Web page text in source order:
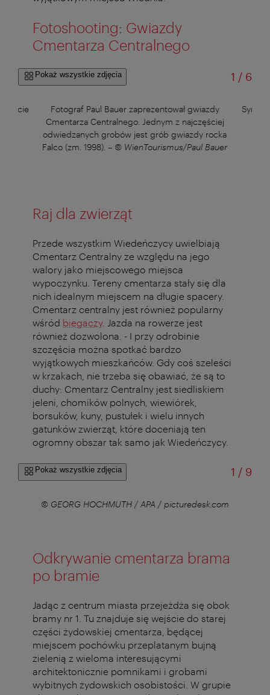
Fotoshooting: Gwiazdy
Cmentarza Centralnego
Pokaż wszystkie zdjęcia 1 /od
6
Fotograf Paul Bauer zaprezentował gwiazdy
Cmentarza Centralnego. Jednym z najczęściej
odwiedzanych grobów jest grób gwiazdy rocka
Falco (zm. 1998). – © WienTourismus/Paul Bauer
Raj dla zwierząt
Przede wszystkim Wiedeńczycy uwielbiają
Cmentarz Centralny ze względu na jego
walory jako miejscowego miejsca
wypoczynku. Tereny cmentarza stały się dla
nich idealnym miejscem na długie spacery.
Cmentarz centralny jest również popularny
wśród biegaczy. Jazda na rowerze jest
również dozwolona. - I przy odrobinie
szczęścia można spotkać bardzo
wyjątkowych mieszkańców. Gdy coś szeleści
w krzakach, nie trzeba się obawiać, że są to
duchy: Cmentarz Centralny jest siedliskiem
jeleni, chomików polnych, wiewiórek,
borsuków, kuny, pustułek i wielu innych
gatunków zwierząt, które doceniają ten
ogromny obszar tak samo jak Wiedeńczycy.
Pokaż wszystkie zdjęcia 1 /od
9
© GEORG HOCHMUTH / APA / picturedesk.com
Odkrywanie cmentarza brama
po bramie
Jadąc z centrum miasta przejeżdża się obok
bramy nr 1. Tu znajduje się wejście do starej
części żydowskiej cmentarza, będącej
miejscem pochówku przeplatanym bujną
zielenią z wieloma interesującymi
architektonicznie pomnikami i grobami
wybitnych żydowskich osobistości. W grupie